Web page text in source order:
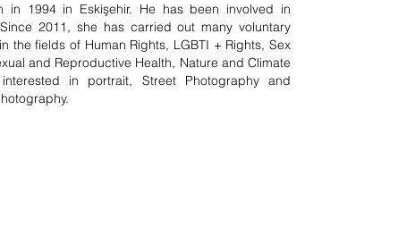
in 1994 in Eskişehir. He has been involved in
2011, she has carried out many voluntary
the fields of Human Rights, LGBTI + Rights, Sex
and Reproductive Health, Nature and Climate
in portrait, Street Photography and